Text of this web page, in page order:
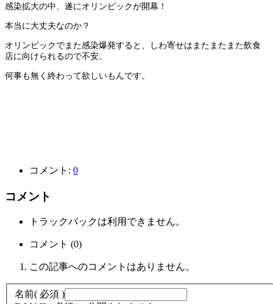
感染拡大の中、遂にオリンピックが開幕！
本当に大丈夫なのか？
オリンピックでまた感染爆発すると、しわ寄せはまたまたまた飲食
店に向けられるので不安。
何事も無く終わって欲しいもんです。
コメント: 0
コメント
トラックバックは利用できません。
コメント (0)
この記事へのコメントはありません。
名前( 必須 )